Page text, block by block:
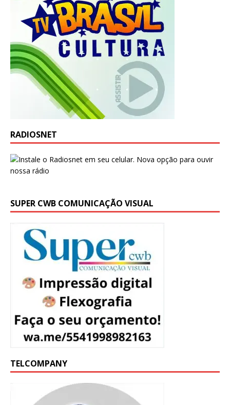
RADIOSNET
SUPER CWB COMUNICAÇÃO VISUAL
TELCOMPANY